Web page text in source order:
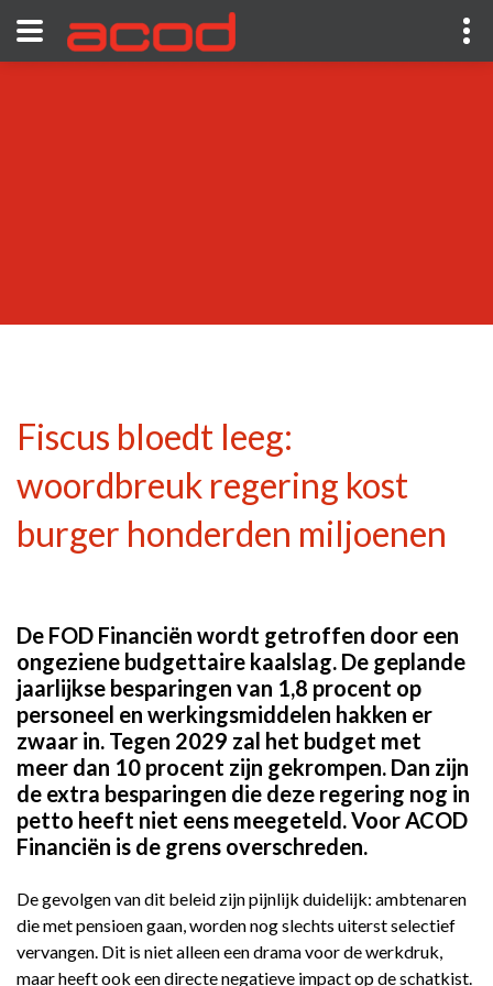
Fiscus bloedt leeg:
woordbreuk regering kost
burger honderden miljoenen
De FOD Financiën wordt getroffen door een
ongeziene budgettaire kaalslag. De geplande
jaarlijkse besparingen van 1,8 procent op
personeel en werkingsmiddelen hakken er
zwaar in. Tegen 2029 zal het budget met
meer dan 10 procent zijn gekrompen. Dan zijn
de extra besparingen die deze regering nog in
petto heeft niet eens meegeteld. Voor ACOD
Financiën is de grens overschreden.
De gevolgen van dit beleid zijn pijnlijk duidelijk: ambtenaren
die met pensioen gaan, worden nog slechts uiterst selectief
vervangen. Dit is niet alleen een drama voor de werkdruk,
maar heeft ook een directe negatieve impact op de schatkist.